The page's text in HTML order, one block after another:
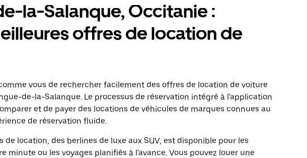
la-Salanque, Occitanie :
offres de location de
vous de rechercher facilement des offres de location de voiture
de-la-Salanque. Le processus de réservation intégré à l'application
et de payer des locations de véhicules de marques connues au
de réservation fluide.
de location, des berlines de luxe aux SUV, est disponible pour les
minute ou les voyages planifiés à l'avance. Vous pouvez louer une